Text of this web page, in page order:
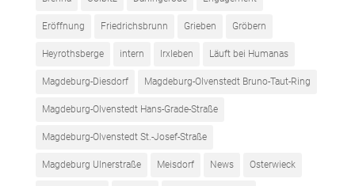
Eröffnung Friedrichsbrunn Grieben Gröbern
Heyrothsberge intern Irxleben Läuft bei Humanas
Magdeburg-Diesdorf Magdeburg-Olvenstedt Bruno-Taut-Ring
Magdeburg-Olvenstedt Hans-Grade-Straße
Magdeburg-Olvenstedt St.-Josef-Straße
Magdeburg Ulnerstraße Meisdorf News Osterwieck